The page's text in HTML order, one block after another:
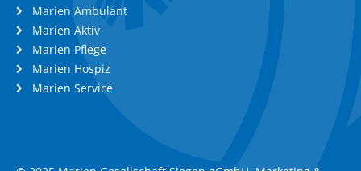
Marien Ambulant
Marien Aktiv
Marien Pflege
Marien Hospiz
Marien Service